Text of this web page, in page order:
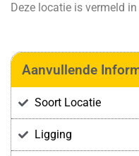
Deze locatie is vermeld in
Aanvullende
Soort Locatie
Ligging